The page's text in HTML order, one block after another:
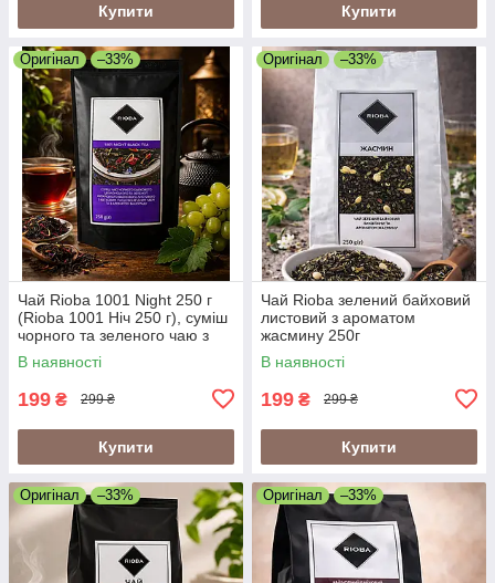
Купити Купити
Оригінал –33%
Чай Rioba 1001 Night 250 г
(Rioba 1001 Ніч 250 г), суміш
чорного та зеленого чаю з
ароматом винограду
В наявності
199 ₴ 299 ₴
Купити
Оригінал –33%
Чай Rioba зелений байховий
листовий з ароматом
жасмину 250г
В наявності
199 ₴ 299 ₴
Купити
Оригінал –33% Оригінал –33%